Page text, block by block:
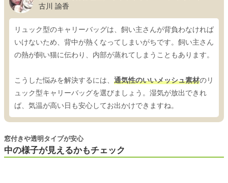
古川 諭香
リュック型のキャリーバッグは、飼い主さんが背負わなければ
いけないため、背中が熱くなってしまいがちです。飼い主さん
の熱が飼い猫に伝わり、内部が蒸れてしまうこともあります。
こうした悩みを解決するには、 通気性のいいメッシュ素材のリ
ュック型キャリーバッグを選びましょう。湿気が放出できれ
ば、気温が高い日も安心してお出かけできますね。
中の様子が見えるかもチェック
窓付きや透明タイプが安心